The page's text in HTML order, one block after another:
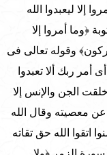
إلا ليعبدوا الله
﴿وما أمروا إلا
وقوله تعالى فى
أمر ربك ألا تعبدوا
الجن والإنس إلا
عن معصيته وقال الله
اتقوا الله حق تقاته